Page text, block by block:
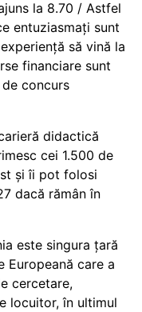
la 8.70 / Astfel
entuziasmați sunt
să vină la
financiare sunt
concurs
didactică
cei 1.500 de
și îi pot folosi
dacă rămân în
este singura țară
Europeană care a
cercetare,
locuitor, în ultimul